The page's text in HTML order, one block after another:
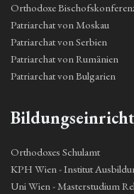
Orthodoxe
Patriarchat von Moskau
Patriarchat von Serbien
Patriarchat von Rumänien
Patriarchat von Bulgarien
Orthodoxes Schulamt
KPH Wien - Institut
Uni Wien - Masterstudium